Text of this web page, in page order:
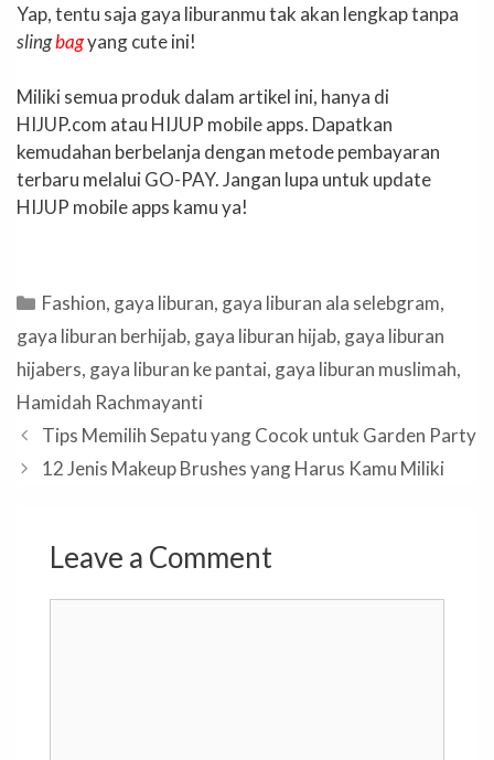
Yap, tentu saja gaya liburanmu tak akan lengkap tanpa
slingbagyang cute ini!
Miliki semua produk dalam artikel ini, hanya di
HIJUP.com atau HIJUP mobile apps. Dapatkan
kemudahan berbelanja dengan metode pembayaran
terbaru melalui GO-PAY. Jangan lupa untuk update
HIJUP mobile apps kamu ya!
Categories
Fashion, gaya liburan, gaya liburan ala selebgram,
gaya liburan berhijab, gaya liburan hijab, gaya liburan
hijabers, gaya liburan ke pantai, gaya liburan muslimah,
Hamidah Rachmayanti
Tips Memilih Sepatu yang Cocok untuk Garden Party
12 Jenis Makeup Brushes yang Harus Kamu Miliki
Leave a Comment